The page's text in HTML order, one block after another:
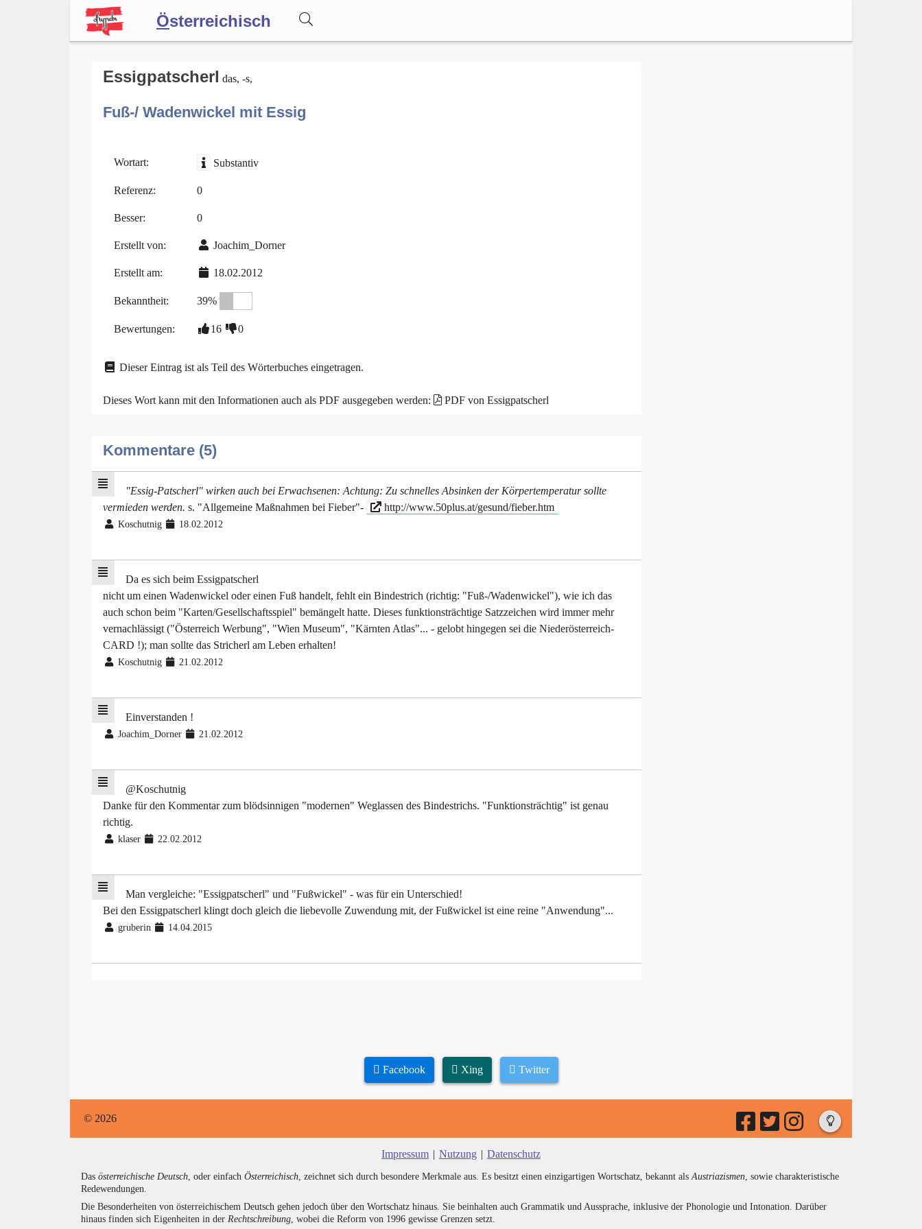
Österreichisch
Forum
Blog
Essigpatscherl das, -s,
Fuß-/ Wadenwickel mit Essig
Wortart: Substantiv
Referenz: 0
Besser: 0
Erstellt von: Joachim_Dorner
Erstellt am: 18.02.2012
Bekanntheit: 39%
Bewertungen: 16 0
Dieser Eintrag ist als Teil des Wörterbuches eingetragen.
Dieses Wort kann mit den Informationen auch als PDF ausgegeben werden: PDF von Essigpatscherl
Kommentare (5)
"Essig-Patscherl" wirken auch bei Erwachsenen: Achtung: Zu schnelles Absinken der Körpertemperatur sollte
vermieden werden. s. "Allgemeine Maßnahmen bei Fieber"- http://www.50plus.at/gesund/fieber.htm
Koschutnig 18.02.2012
Da es sich beim Essigpatscherl
nicht um einen Wadenwickel oder einen Fuß handelt, fehlt ein Bindestrich (richtig: "Fuß-/Wadenwickel"), wie ich das
auch schon beim "Karten/Gesellschaftsspiel" bemängelt hatte. Dieses funktionsträchtige Satzzeichen wird immer mehr
vernachlässigt ("Österreich Werbung", "Wien Museum", "Kärnten Atlas"... - gelobt hingegen sei die Niederösterreich-
CARD !); man sollte das Stricherl am Leben erhalten!
Koschutnig 21.02.2012
Einverstanden !
Joachim_Dorner 21.02.2012
@Koschutnig
Danke für den Kommentar zum blödsinnigen "modernen" Weglassen des Bindestrichs. "Funktionsträchtig" ist genau
richtig.
klaser 22.02.2012
Man vergleiche: "Essigpatscherl" und "Fußwickel" - was für ein Unterschied!
Bei den Essigpatscherl klingt doch gleich die liebevolle Zuwendung mit, der Fußwickel ist eine reine "Anwendung"...
gruberin 14.04.2015
Facebook Xing Twitter
© 2026
Impressum | Nutzung | Datenschutz
Das österreichische Deutsch , oder einfach Österreichisch , zeichnet sich durch besondere Merkmale aus. Es besitzt einen einzigartigen Wortschatz, bekannt als Austriazismen , sowie charakteristische
Redewendungen.
Die Besonderheiten von österreichischem Deutsch gehen jedoch über den Wortschatz hinaus. Sie beinhalten auch Grammatik und Aussprache, inklusive der Phonologie und Intonation. Darüber
hinaus finden sich Eigenheiten in der Rechtschreibung , wobei die Reform von 1996 gewisse Grenzen setzt.